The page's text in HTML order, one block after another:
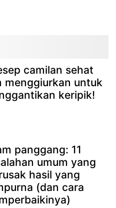
camilan sehat
menggiurkan untuk
keripik!
panggang: 11
umum yang
hasil yang
(dan cara